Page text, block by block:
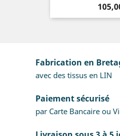
Prix
Fabrication en
avec des tissus en LIN
Paiement sécurisé
par Carte Bancaire ou